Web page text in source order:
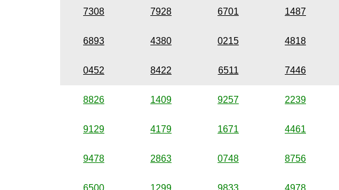
7308 7928 6701 1487
6893 4380 0215 4818
0452 8422 6511 7446
8826 1409 9257 2239
9129 4179 1671 4461
9478 2863 0748 8756
6500 1299 9833 4978